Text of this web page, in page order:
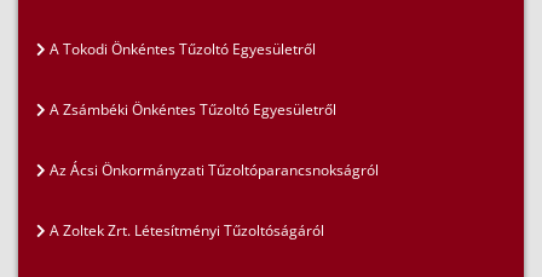
A Tokodi Önkéntes Tűzoltó Egyesületről
A Zsámbéki Önkéntes Tűzoltó Egyesületről
Az Ácsi Önkormányzati Tűzoltóparancsnokságról
A Zoltek Zrt. Létesítményi Tűzoltóságáról